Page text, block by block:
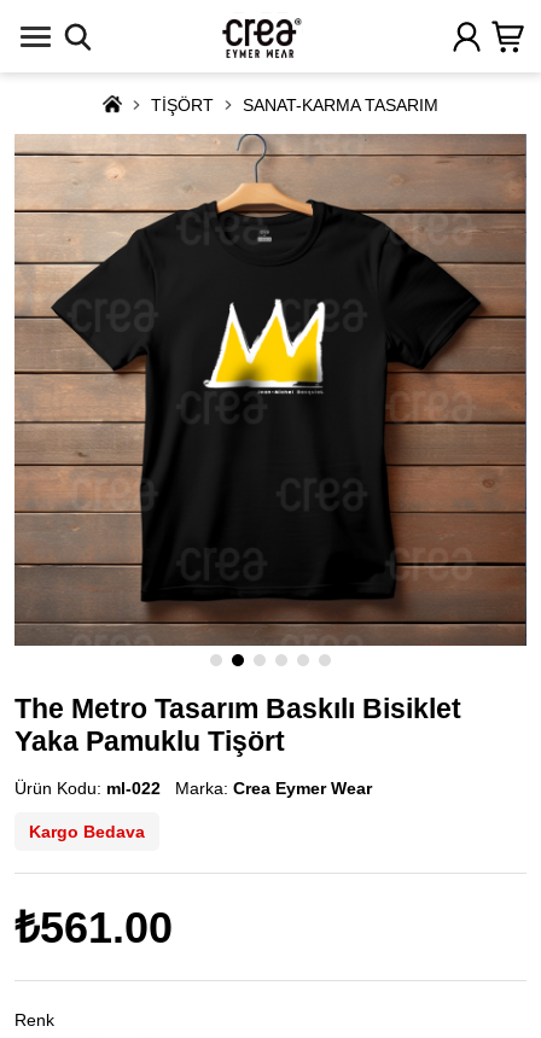
TİŞÖRT SANAT-KARMA TASARIM
The Metro Tasarım Baskılı Bisiklet
Yaka Pamuklu Tişört
Ürün Kodu: ml-022 Marka: Crea Eymer Wear
Kargo Bedava
₺561.00
Renk